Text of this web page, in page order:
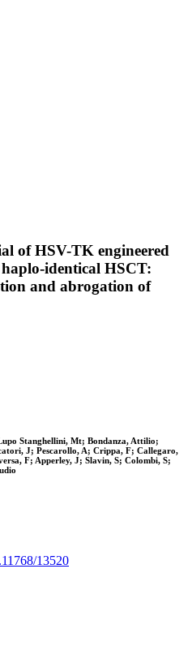
of HSV-TK engineered
identical HSCT:
and abrogation of
Stanghellini, Mt; Bondanza, Attilio;
J; Pescarollo, A; Crippa, F; Callegaro,
F; Apperley, J; Slavin, S; Colombi, S;
13520